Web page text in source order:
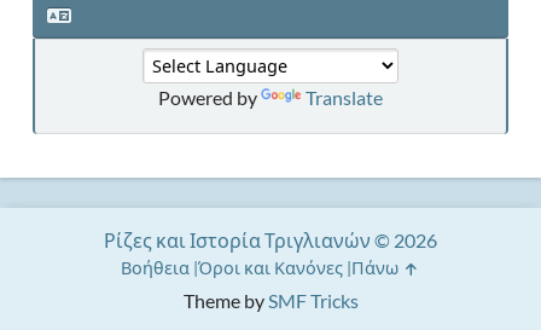
Powered by Translate
Theme bySMF Tricks
Ρίζες και Ιστορία Τριγλιανών © 2026
Βοήθεια Όροι και Κανόνες Πάνω